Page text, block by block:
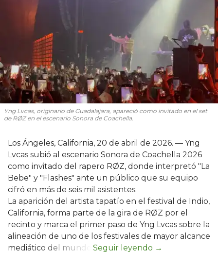
Yng Lvcas, originario de Guadalajara, apareció como invitado en el set
de RØZ en el escenario Sonora de Coachella.
Los Ángeles, California, 20 de abril de 2026. — Yng
Lvcas subió al escenario Sonora de Coachella 2026
como invitado del rapero RØZ, donde interpretó "La
Bebe" y "Flashes" ante un público que su equipo
cifró en más de seis mil asistentes.
La aparición del artista tapatío en el festival de Indio,
California, forma parte de la gira de RØZ por el
recinto y marca el primer paso de Yng Lvcas sobre la
alineación de uno de los festivales de mayor alcance
mediático del mundo.